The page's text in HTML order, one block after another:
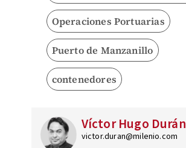
Operaciones Portuarias
Puerto de Manzanillo
contenedores
Víctor Hugo Durán
victor.duran@milenio.com